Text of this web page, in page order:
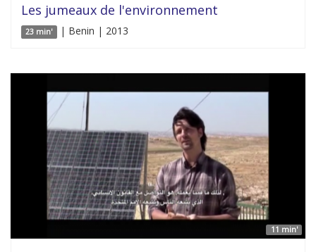
Les jumeaux de l'environnement
23 min' | Benin | 2013
11 min'